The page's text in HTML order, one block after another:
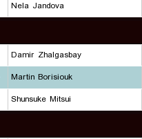
Nela Jandova
Damir Zhalgasbay
Martin Borisiouk
Shunsuke Mitsui